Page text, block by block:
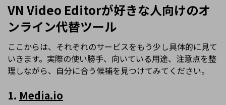
VN Video Editorが好きな人向けのオ
ンライン代替ツール
ここからは、それぞれのサービスをもう少し具体的に見て
いきます。実際の使い勝手、向いている用途、注意点を整
理しながら、自分に合う候補を見つけてみてください。
1. Media.io